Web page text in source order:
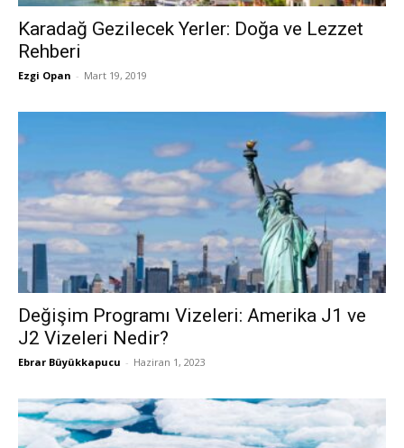
Karadağ Gezilecek Yerler: Doğa ve Lezzet
Rehberi
Ezgi Opan - Mart 19, 2019
Değişim Programı Vizeleri: Amerika J1 ve
J2 Vizeleri Nedir?
Ebrar Büyükkapucu - Haziran 1, 2023